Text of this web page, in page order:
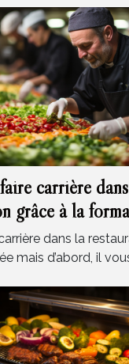
carrière
grâce à la
dans la
mais d’abord, il